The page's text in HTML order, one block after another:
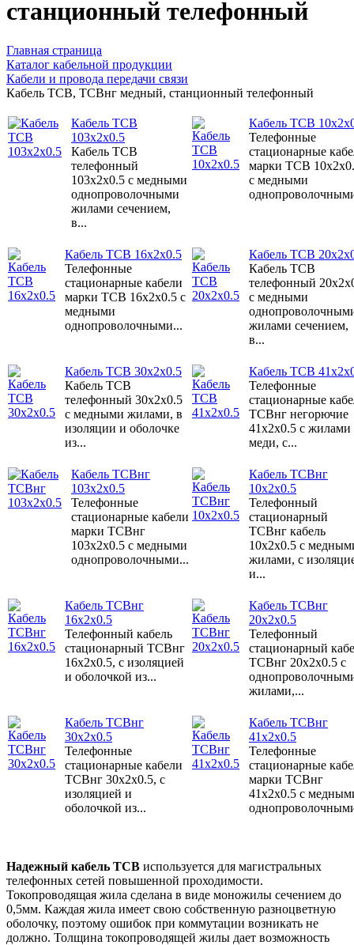
станционный телефонный
Главная страница
Каталог кабельной продукции
Кабели и провода передачи связи
Кабель ТСВ, ТСВнг медный, станционный телефонный
Кабель ТСВ
103x2x0.5
Кабель ТСВ
телефонный
103x2x0.5 с медными
однопроволочными
жилами сечением,
в...
Кабель ТСВ
Телефонные
стационарные
марки ТСВ
с медными
Кабель ТСВ 16x2x0.5
Телефонные
стационарные кабели
марки ТСВ 16x2x0.5 с
медными
однопроволочными...
Кабель ТСВ
Кабель ТСВ
телефонный
с медными
жилами сечением,
в...
Кабель ТСВ 30x2x0.5
Кабель ТСВ
телефонный 30x2x0.5
с медными жилами, в
изоляции и оболочке
из...
Кабель ТСВ
Телефонные
стационарные
ТСВнг негорючие
41x2x0.5 с жилами
меди, с...
Кабель ТСВнг
103x2x0.5
Телефонные
стационарные кабели
марки ТСВнг
103x2x0.5 с медными
однопроволочными...
Кабель ТСВнг
10x2x0.5
Телефонный
стационарный
ТСВнг кабель
10x2x0.5 с
жилами, с
и...
Кабель ТСВнг
16x2x0.5
Телефонный кабель
стационарный ТСВнг
16x2x0.5, с изоляцией
и оболочкой из...
Кабель ТСВнг
20x2x0.5
Телефонный
стационарный
ТСВнг 20x2x0.5 с
жилами,...
Кабель ТСВнг
30x2x0.5
Телефонные
стационарные кабели
ТСВнг 30x2x0.5, с
изоляцией и
оболочкой из...
Кабель ТСВнг
41x2x0.5
Телефонные
стационарные
марки ТСВнг
41x2x0.5 с
Надежный кабель ТСВ используется для магистральных
телефонных сетей повышенной проходимости.
Токопроводящая жила сделана в виде моножилы сечением до
0,5мм. Каждая жила имеет свою собственную разноцветную
оболочку, поэтому ошибок при коммутации возникать не
должно. Толщина токопроводящей жилы дает возможность